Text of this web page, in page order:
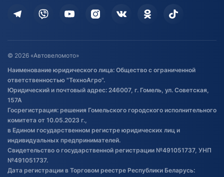
Дополнительные услуги
Оставить отзыв
Договор публичной оферты
Обработка файлов cookie
Постановка транспорта на учет
Обновления в ЭПТС 2024
© 2026 «Автовеломото»
Наименование юридического лица: Общество с ограниченной
ответственностью "ТехноАгро".
Юридический и почтовый адрес: 246007, г. Гомель, ул. Советская,
157А
Госрегистрация: решения Гомельского городского исполнительного
комитета от 10.05.2023 г.,
в Едином государственном регистре юридических лиц и
индивидуальных предпринимателей.
Свидетельство о государственной регистрации №491051737, УНП
№491051737.
Дата регистрации в Торговом реестре Республики Беларусь: